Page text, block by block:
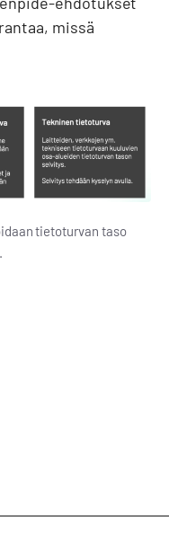
missä
tietoturvan taso